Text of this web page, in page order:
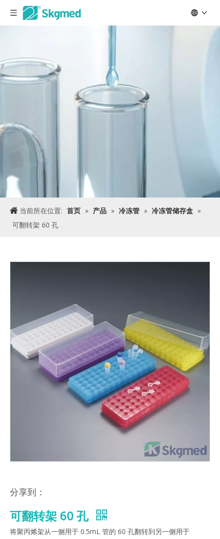
当前所在位置: 首页 » 产品 » 冷冻管 » 冷冻管储存盒 »
可翻转架 60 孔
分享到：
可翻转架 60 孔
将聚丙烯架从一侧用于 0.5mL 管的 60 孔翻转到另一侧用于